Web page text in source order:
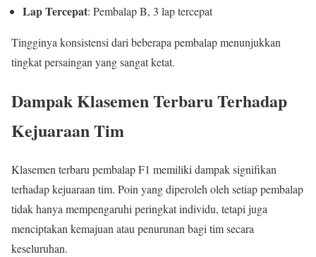
Lap Tercepat: Pembalap B, 3 lap tercepat
Tingginya konsistensi dari beberapa pembalap menunjukkan
tingkat persaingan yang sangat ketat.
Dampak Klasemen Terbaru Terhadap
Kejuaraan Tim
Klasemen terbaru pembalap F1 memiliki dampak signifikan
terhadap kejuaraan tim. Poin yang diperoleh oleh setiap pembalap
tidak hanya mempengaruhi peringkat individu, tetapi juga
menciptakan kemajuan atau penurunan bagi tim secara
keseluruhan.